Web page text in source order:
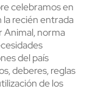
celebramos en
la recién entrada
Animal, norma
del país
deberes, reglas
de los